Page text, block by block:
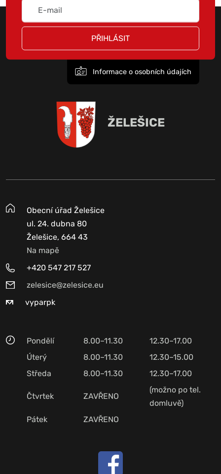
PŘIHLÁSIT
Informace o osobních údajích
ŽELEŠICE
Obecní úřad Želešice
ul. 24. dubna 80
Želešice, 664 43
Na mapě
+420 547 217 527
zelesice@zelesice.eu
vyparpk
Pondělí 8.00–11.30
12.30–17.00
Úterý
8.00–11.30
12.30–15.00
Středa
8.00–11.30 12.30–17.00
Čtvrtek ZAVŘENO
(možno po tel.
domluvě)
Pátek
ZAVŘENO